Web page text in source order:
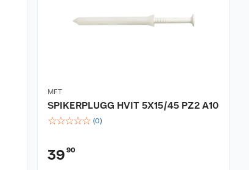
MFT
SPIKERPLUGG HVIT 5X15/45 PZ2 A10
☆☆☆☆☆ (0)
39 90